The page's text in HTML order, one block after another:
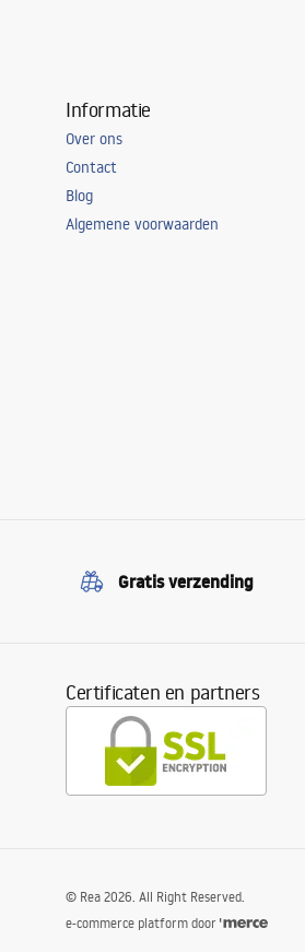
Informatie
Over ons
Contact
Blog
Algemene voorwaarden
Gratis verzending
Certificaten en partners
© Rea 2026. All Right Reserved.
e-commerce platform door